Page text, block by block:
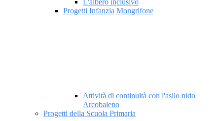
L'albero inclusivo
Progetti Infanzia Mongrifone
Attività di continuità con l'asilo nido
Arcobaleno
Progetti della Scuola Primaria